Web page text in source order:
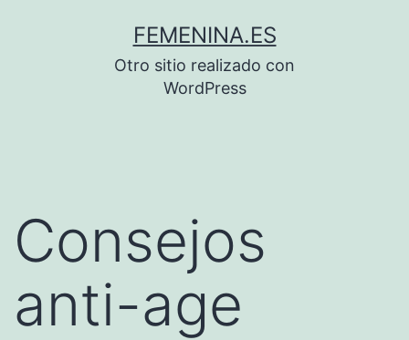
FEMENINA.ES
Otro sitio realizado con
WordPress
Consejos
anti-age